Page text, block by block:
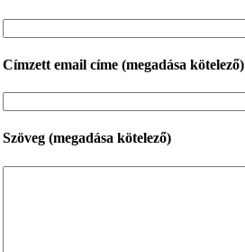
Címzett email címe (megadása kötelező)
Szöveg (megadása kötelező)